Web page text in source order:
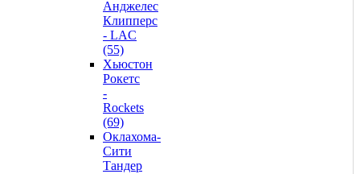
Анджелес
Клипперс
- LAC
(55)
Хьюстон
Рокетс
-
Rockets
(69)
Оклахома-
Сити
Тандер